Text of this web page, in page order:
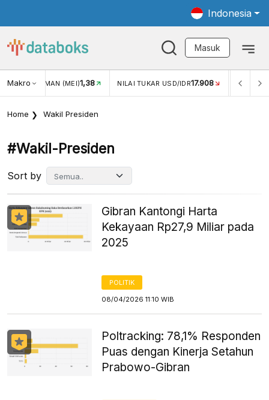
Indonesia
Masuk
MakroWISMAN (MEI)1,38 NILAI TUKAR USD/IDR17.908 INFLASI
Home Wakil Presiden
#wakil-Presiden
Sort by
Gibran Kantongi Harta
Kekayaan Rp27,9 Miliar pada
2025
POLITIK
08/04/2026 11:10 WIB
Poltracking: 78,1% Responden
Puas dengan Kinerja Setahun
Prabowo-Gibran